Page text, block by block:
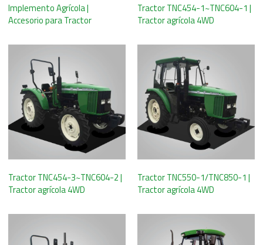
Implemento Agrícola |
Accesorio para Tractor
Tractor TNC454-1~TNC604-1 |
Tractor agrícola 4WD
Tractor TNC454-3~TNC604-2 |
Tractor agrícola 4WD
Tractor TNC550-1/TNC850-1 |
Tractor agrícola 4WD